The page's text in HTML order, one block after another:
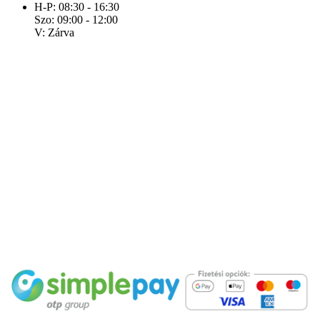
H-P: 08:30 - 16:30
Szo: 09:00 - 12:00
V: Zárva